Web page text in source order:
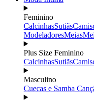
Feminino
CalcinhasSutiãs
ModeladoresMeias
Plus Size Feminino
CalcinhasSutiãs
Masculino
Cuecas e Samba